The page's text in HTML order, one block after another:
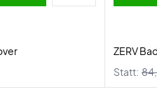
ZERV
Statt: